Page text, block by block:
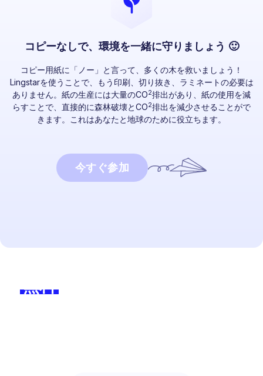
コピーなしで、環境を一緒に守りましょう 🙂
コピー用紙に「ノー」と言って、多くの木を救いましょう！
Lingstarを使うことで、もう印刷、切り抜き、ラミネートの必要は
ありません。紙の生産には大量のCO2排出があり、紙の使用を減
らすことで、直接的に森林破壊とCO2排出を減少させることがで
きます。これはあなたと地球のために役立ちます。
今すぐ参加
無料で今すぐ参加し、違いを